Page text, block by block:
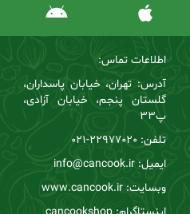
اطلاعات تماس:
آدرس: تهران، خیابان پاسداران،
گلستان پنجم، خیابان آزادی،
پ33
تلفن: 22977020-021
ایمیل: info@cancook.ir
وبسایت: www.cancook.ir